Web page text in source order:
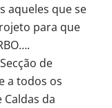
aqueles que se
para que
de
a todos os
da